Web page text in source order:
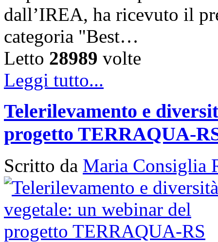
dall’IREA, ha ricevuto il
categoria "Best…
Letto 28989 volte
Leggi tutto...
Telerilevamento e
progetto TERRAQUA-
Scritto da Maria Consiglia